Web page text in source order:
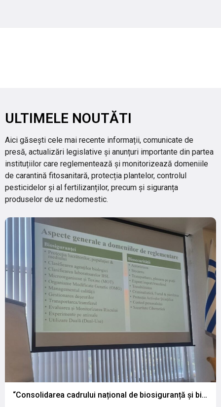
ULTIMELE NOUTĂTI
Aici găsești cele mai recente informații, comunicate de
presă, actualizări legislative și anunțuri importante din partea
instituțiilor care reglementează și monitorizează domeniile
de carantină fitosanitară, protecția plantelor, controlul
pesticidelor și al fertilizanților, precum și siguranța
produselor de uz nedomestic.
“Consolidarea cadrului național de biosiguranță și biosecuritate: CNSAPSA a participat la atelierul de validare a legislației naționale”